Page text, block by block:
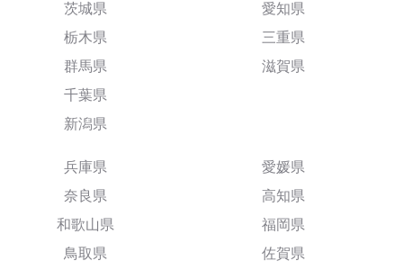
茨城県
栃木県
群馬県
千葉県
新潟県
愛知県
三重県
滋賀県
兵庫県
奈良県
和歌山県
鳥取県
愛媛県
高知県
福岡県
佐賀県